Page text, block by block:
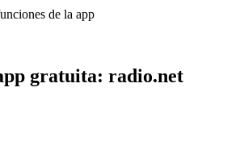
de la app
gratuita: radio.net